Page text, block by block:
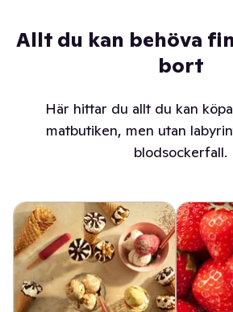
Allt du kan behöva
bort
Här hittar du allt du kan
matbutiken, men utan
blodsockerfall.